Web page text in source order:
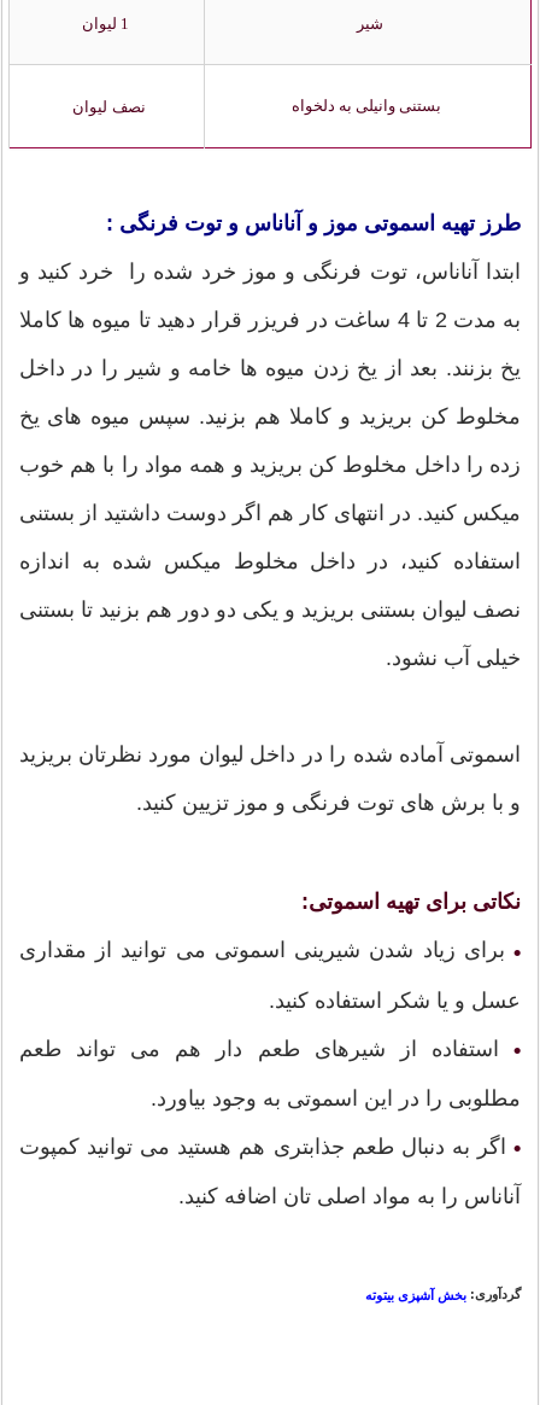
شیر
بستنی وانیلی به دلخواه نصف لیوان
طرز تهیه اسموتی موز و آناناس و توت فرنگی :
ابتدا آناناس، توت فرنگی و موز خرد شده را خرد کنید و
به مدت 2 تا 4 ساغت در فریزر قرار دهید تا میوه ها کاملا
یخ بزنند. بعد از یخ زدن میوه ها خامه و شیر را در داخل
مخلوط کن بریزید و کاملا هم بزنید. سپس میوه های یخ
زده را داخل مخلوط کن بریزید و همه مواد را با هم خوب
میکس کنید. در انتهای کار هم اگر دوست داشتید از بستنی
استفاده کنید، در داخل مخلوط میکس شده به اندازه
نصف لیوان بستنی بریزید و یکی دو دور هم بزنید تا بستنی
خیلی آب نشود.
اسموتی آماده شده را در داخل لیوان مورد نظرتان بریزید
و با برش های توت فرنگی و موز تزیین کنید.
نکاتی برای تهیه اسموتی:
• برای زیاد شدن شیرینی اسموتی می توانید از مقداری
عسل و یا شکر استفاده کنید.
• استفاده از شیرهای طعم دار هم می تواند طعم
مطلوبی را در این اسموتی به وجود بیاورد.
• اگر به دنبال طعم جذابتری هم هستید می توانید کمپوت
آناناس را به مواد اصلی تان اضافه کنید.
گردآوری: بخش آشپزی بیتوته